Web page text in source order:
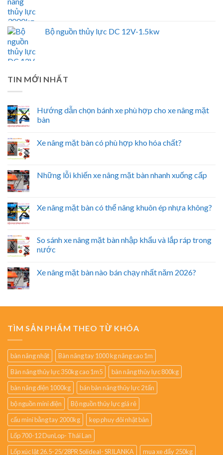
Bộ nguồn thủy lực DC 12V-1.5kw
TIN MỚI NHẤT
Hướng dẫn chọn bánh xe phù hợp cho xe nâng mặt
bàn
Xe nâng mặt bàn có phù hợp kho hóa chất?
Những lỗi khiến xe nâng mặt bàn nhanh xuống cấp
Xe nâng mặt bàn có thể nâng khuôn ép nhựa không?
So sánh xe nâng mặt bàn nhập khẩu và lắp ráp trong
nước
Xe nâng mặt bàn nào bán chạy nhất năm 2026?
TÌM SẢN PHẨM THEO TỪ KHÓA
bàn nâng nhật
Bàn nâng tay 1000 kg nâng cao 1m
Bàn nâng thủy lực 350kg cao 1m5
bàn nâng thủy lực 800kg
bàn nâng điện 1000kg
bán bàn nâng thủy lực 2 tấn
bộ nguồn mini điện
Bộ nguồn thủy lực giá rẻ
cẩu mini bằng tay 2000kg
kẹp phuy đôi nhật bản
Lốp 700-12 DunLop- Thái Lan
Lốp xúc lật 26.5-25/28PR Solideal- SRILANKA
mua xe đẩy 250kg